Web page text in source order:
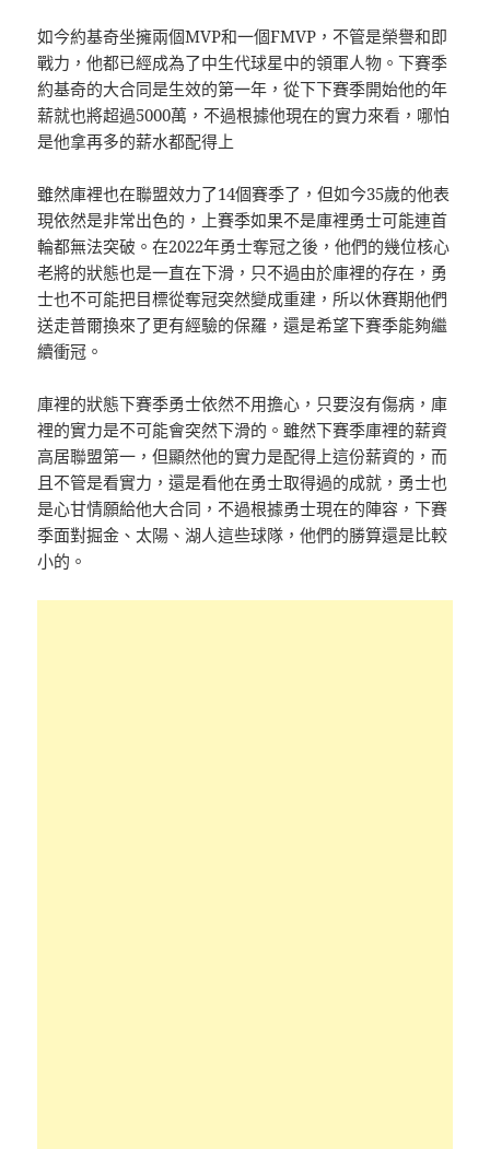
如今約基奇坐擁兩個MVP和一個FMVP，不管是榮譽和即
戰力，他都已經成為了中生代球星中的領軍人物。下賽季
約基奇的大合同是生效的第一年，從下下賽季開始他的年
薪就也將超過5000萬，不過根據他現在的實力來看，哪怕
是他拿再多的薪水都配得上
雖然庫裡也在聯盟效力了14個賽季了，但如今35歲的他表
現依然是非常出色的，上賽季如果不是庫裡勇士可能連首
輪都無法突破。在2022年勇士奪冠之後，他們的幾位核心
老將的狀態也是一直在下滑，只不過由於庫裡的存在，勇
士也不可能把目標從奪冠突然變成重建，所以休賽期他們
送走普爾換來了更有經驗的保羅，還是希望下賽季能夠繼
續衝冠。
庫裡的狀態下賽季勇士依然不用擔心，只要沒有傷病，庫
裡的實力是不可能會突然下滑的。雖然下賽季庫裡的薪資
高居聯盟第一，但顯然他的實力是配得上這份薪資的，而
且不管是看實力，還是看他在勇士取得過的成就，勇士也
是心甘情願給他大合同，不過根據勇士現在的陣容，下賽
季面對掘金、太陽、湖人這些球隊，他們的勝算還是比較
小的。